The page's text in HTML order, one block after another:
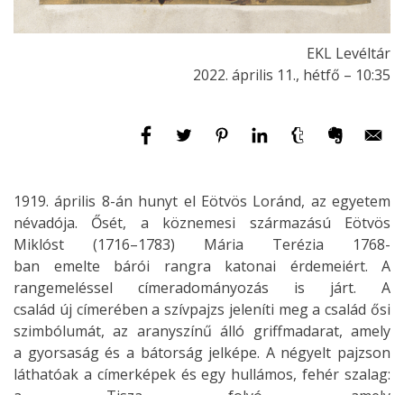
EKL Levéltár
2022. április 11., hétfő – 10:35
1919. április 8-án hunyt el Eötvös Loránd, az egyetem
névadója. Ősét, a köznemesi származású Eötvös
Miklóst (1716–1783) Mária Terézia 1768-
ban emelte bárói rangra katonai érdemeiért. A
rangemeléssel címeradományozás is járt. A
család új címerében a szívpajzs jeleníti meg a család ősi
szimbólumát, az aranyszínű álló griffmadarat, amely
a gyorsaság és a bátorság jelképe. A négyelt pajzson
láthatóak a címerképek és egy hullámos, fehér szalag: